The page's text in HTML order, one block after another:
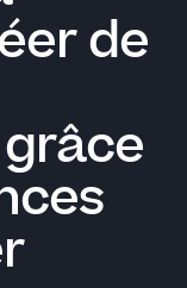
de